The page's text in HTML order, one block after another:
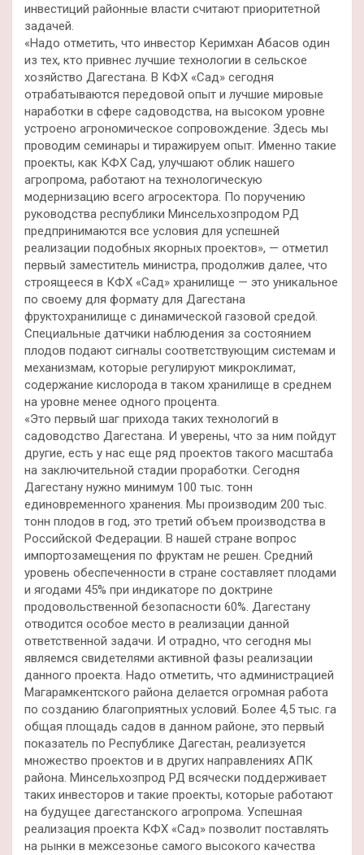
инвестиций районные власти считают приоритетной
задачей.
«Надо отметить, что инвестор Керимхан Абасов один
из тех, кто привнес лучшие технологии в сельское
хозяйство Дагестана. В КФХ «Сад» сегодня
отрабатываются передовой опыт и лучшие мировые
наработки в сфере садоводства, на высоком уровне
устроено агрономическое сопровождение. Здесь мы
проводим семинары и тиражируем опыт. Именно такие
проекты, как КФХ Сад, улучшают облик нашего
агропрома, работают на технологическую
модернизацию всего агросектора. По поручению
руководства республики Минсельхозпродом РД
предпринимаются все условия для успешней
реализации подобных якорных проектов», — отметил
первый заместитель министра, продолжив далее, что
строящееся в КФХ «Сад» хранилище — это уникальное
по своему для формату для Дагестана
фруктохранилище с динамической газовой средой.
Специальные датчики наблюдения за состоянием
плодов подают сигналы соответствующим системам и
механизмам, которые регулируют микроклимат,
содержание кислорода в таком хранилище в среднем
на уровне менее одного процента.
«Это первый шаг прихода таких технологий в
садоводство Дагестана. И уверены, что за ним пойдут
другие, есть у нас еще ряд проектов такого масштаба
на заключительной стадии проработки. Сегодня
Дагестану нужно минимум 100 тыс. тонн
единовременного хранения. Мы производим 200 тыс.
тонн плодов в год, это третий объем производства в
Российской Федерации. В нашей стране вопрос
импортозамещения по фруктам не решен. Средний
уровень обеспеченности в стране составляет плодами
и ягодами 45% при индикаторе по доктрине
продовольственной безопасности 60%. Дагестану
отводится особое место в реализации данной
ответственной задачи. И отрадно, что сегодня мы
являемся свидетелями активной фазы реализации
данного проекта. Надо отметить, что администрацией
Магарамкентского района делается огромная работа
по созданию благоприятных условий. Более 4,5 тыс. га
общая площадь садов в данном районе, это первый
показатель по Республике Дагестан, реализуется
множество проектов и в других направлениях АПК
района. Минсельхозпрод РД всячески поддерживает
таких инвесторов и такие проекты, которые работают
на будущее дагестанского агропрома. Успешная
реализация проекта КФХ «Сад» позволит поставлять
на рынки в межсезонье самого высокого качества